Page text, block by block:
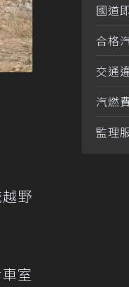
野
室
國道
合格
交通
汽燃
監理